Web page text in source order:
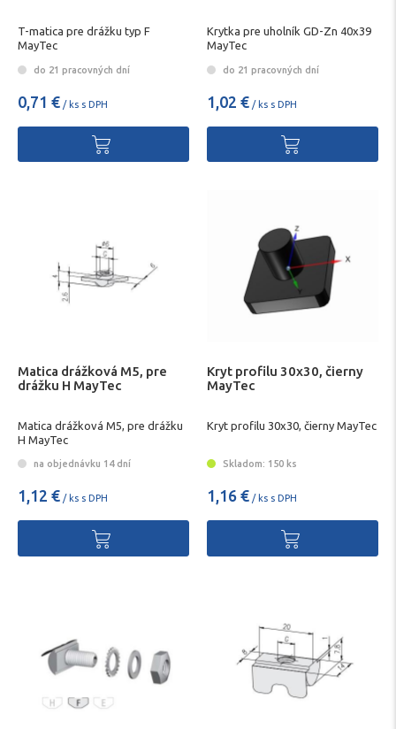
T-matica pre drážku typ F
MayTec
do 21 pracovných dní
0,71 € / ks s DPH
Krytka pre uholník GD-Zn 40x39
MayTec
do 21 pracovných dní
1,02 € / ks s DPH
Matica drážková M5, pre
drážku H MayTec
Matica drážková M5, pre drážku
H MayTec
na objednávku 14 dní
1,12 € / ks s DPH
Kryt profilu 30x30, čierny
MayTec
Kryt profilu 30x30, čierny MayTec
Skladom: 150 ks
1,16 € / ks s DPH